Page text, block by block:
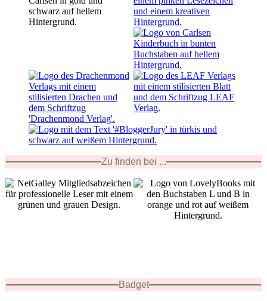
Zu finden bei ...
Badget